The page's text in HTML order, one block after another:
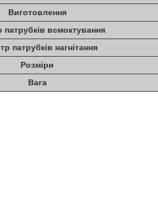
Виготовлення
патрубків всмоктування
патрубків нагнітання
Розміри
Вага